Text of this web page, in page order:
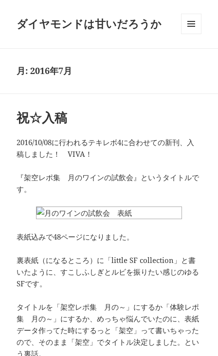
ダイヤモンドは甘いだろうか
月:2016年7月
祝☆入稿
2016/10/08に行われるテキレボ4に合わせての新刊、入
稿しました！ VIVA！
『架空レポ集 月のワインの試飲会』というタイトルで
す。
表紙込みで48ページになりました。
裏表紙（になるところ）に「little SF collection」と書
いたように、すこしふしぎとルビを振りたい感じのゆる
SFです。
タイトルを「架空レポ集 月の～」にするか「体験レポ
集 月の～」にするか、めっちゃ悩んでいたのに、表紙
データ作ってた時にするっと「架空」って書いちゃった
ので、そのまま「架空」でタイトル決定しました。とい
う裏話。